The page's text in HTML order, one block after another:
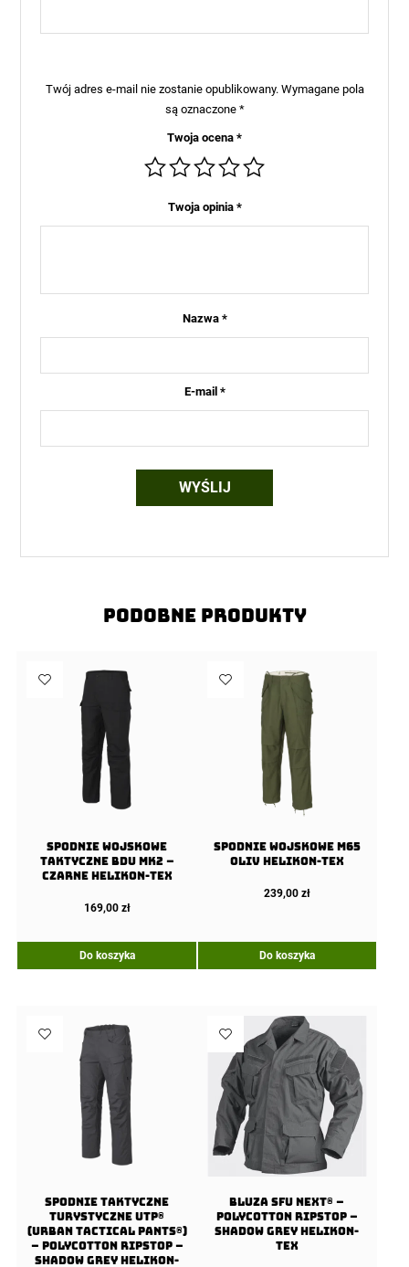
Twój adres e-mail nie zostanie opublikowany. Wymagane pola
są oznaczone *
Twoja ocena *
Twoja opinia *
Nazwa *
E-mail *
Podobne produkty
SPODNIE Wojskowe
Taktyczne BDU MK2 –
Czarne Helikon-Tex
169,00 zł
Do koszyka
Spodnie wojskowe M65
Oliv Helikon-Tex
239,00 zł
Do koszyka
Spodnie Taktyczne
Turystyczne UTP®
(Urban Tactical Pants®)
– PolyCotton Ripstop –
Shadow Grey Helikon-
Bluza SFU NEXT® –
PolyCotton Ripstop –
Shadow Grey Helikon-
tex